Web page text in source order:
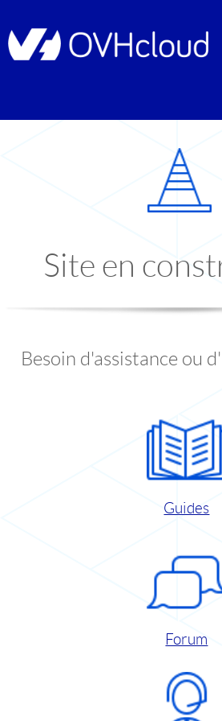
Site en
Besoin d'assistance ou
Guides
Forum